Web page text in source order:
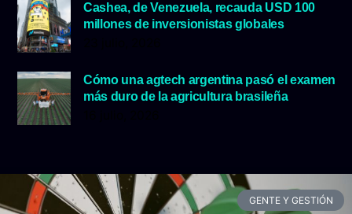
Cashea, de Venezuela, recauda USD 100
millones de inversionistas globales
Cómo una agtech argentina pasó el examen
más duro de la agricultura brasileña
GENTE Y GESTIÓN